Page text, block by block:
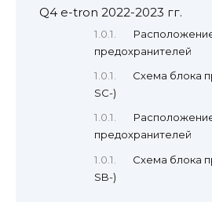
Q4 e-tron 2022-2023 гг.
предохранителей
Схема блока
SC-)
предохранителей
Схема блока
SB-)